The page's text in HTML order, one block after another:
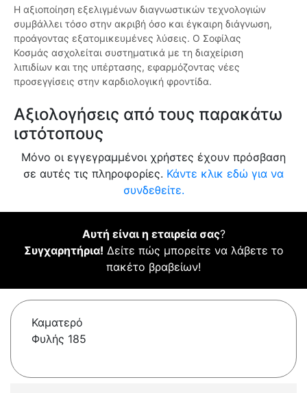
Η αξιοποίηση εξελιγμένων διαγνωστικών τεχνολογιών
συμβάλλει τόσο στην ακριβή όσο και έγκαιρη διάγνωση,
προάγοντας εξατομικευμένες λύσεις. Ο Σοφίλας
Κοσμάς ασχολείται συστηματικά με τη διαχείριση
λιπιδίων και της υπέρτασης, εφαρμόζοντας νέες
προσεγγίσεις στην καρδιολογική φροντίδα.
Αξιολογήσεις από τους παρακάτω
ιστότοπους
Μόνο οι εγγεγραμμένοι χρήστες έχουν πρόσβαση
σε αυτές τις πληροφορίες. Κάντε κλικ εδώ για να
συνδεθείτε.
Αυτή είναι η εταιρεία σας?
Συγχαρητήρια! Δείτε πώς μπορείτε να λάβετε το
πακέτο βραβείων!
Καματερό
Φυλής 185